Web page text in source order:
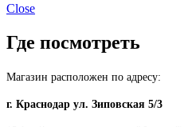
Close
Где посмотреть
Магазин расположен по адресу:
г. Краснодар ул. Зиповская 5/3